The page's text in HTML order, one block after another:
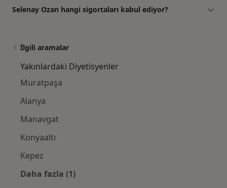
Selenay Ozan hangi sigortaları kabul ediyor?
İlgili aramalar
Yakınlardaki Diyetisyenler
Muratpaşa
Alanya
Manavgat
Konyaaltı
Kepez
Daha fazla (1)